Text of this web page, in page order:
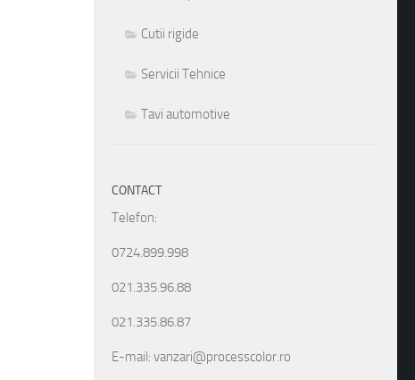
Cutii rigide
Servicii Tehnice
Tavi automotive
CONTACT
Telefon:
0724.899.998
021.335.96.88
021.335.86.87
E-mail: vanzari@processcolor.ro